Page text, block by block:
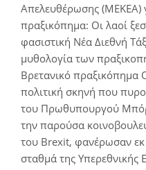
Απελευθέρωσης (ΜΕΚΕΑ)
πραξικόπημα: Οι λαοί
φασιστική Νέα Διεθνή
μυθολογία των
Βρετανικό πραξικόπημα
πολιτική σκηνή που
του Πρωθυπουργού
την παρούσα
του Brexit, φανέρωσαν
σταθμά της Υπερεθνικής